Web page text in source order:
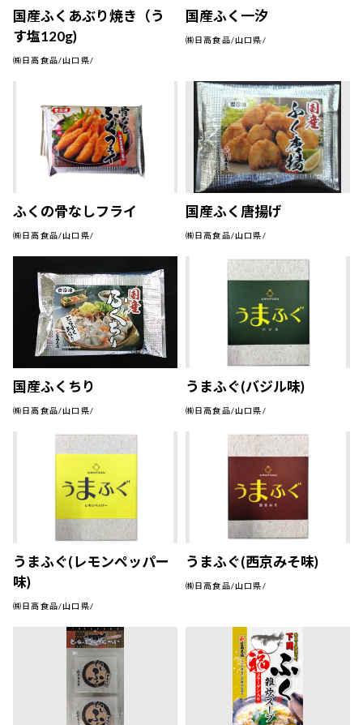
国産ふくあぶり焼き（う
す塩120g)
㈱日高食品/山口県/
国産ふく一汐
㈱日高食品/山口県/
ふくの骨なしフライ
㈱日高食品/山口県/
国産ふく唐揚げ
㈱日高食品/山口県/
国産ふくちり
㈱日高食品/山口県/
うまふぐ(バジル味)
㈱日高食品/山口県/
うまふぐ(レモンペッパー
味)
㈱日高食品/山口県/
うまふぐ(西京みそ味)
㈱日高食品/山口県/